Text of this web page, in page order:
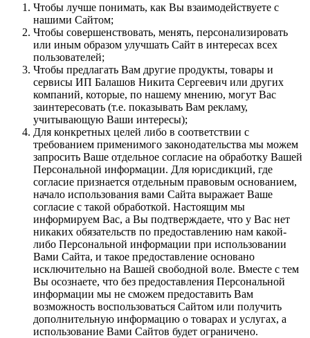
Чтобы лучше понимать, как Вы взаимодействуете с
нашими Сайтом;
Чтобы совершенствовать, менять, персонализировать
или иным образом улучшать Сайт в интересах всех
пользователей;
Чтобы предлагать Вам другие продукты, товары и
сервисы ИП Балашов Никита Сергеевич или других
компаний, которые, по нашему мнению, могут Вас
заинтересовать (т.е. показывать Вам рекламу,
учитывающую Ваши интересы);
Для конкретных целей либо в соответствии с
требованием применимого законодательства мы можем
запросить Ваше отдельное согласие на обработку Вашей
Персональной информации. Для юрисдикций, где
согласие признается отдельным правовым основанием,
начало использования вами Сайта выражает Ваше
согласие с такой обработкой. Настоящим мы
информируем Вас, а Вы подтверждаете, что у Вас нет
никаких обязательств по предоставлению нам какой-
либо Персональной информации при использовании
Вами Сайта, и такое предоставление основано
исключительно на Вашей свободной воле. Вместе с тем
Вы осознаете, что без предоставления Персональной
информации мы не сможем предоставить Вам
возможность воспользоваться Сайтом или получить
дополнительную информацию о товарах и услугах, а
использование Вами Сайтов будет ограничено.